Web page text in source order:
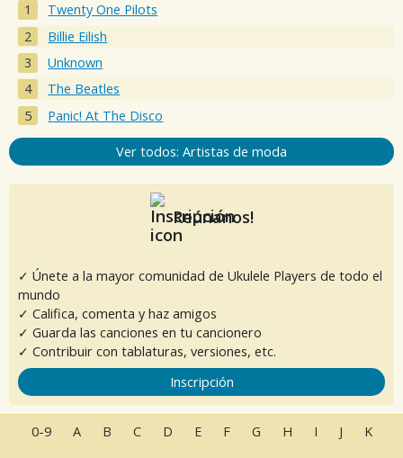
Twenty One Pilots
Billie Eilish
Unknown
The Beatles
Panic! At The Disco
Ver todos: Artistas de moda
Reúnanos!
✓ Únete a la mayor comunidad de Ukulele Players de todo el
mundo
✓ Califica, comenta y haz amigos
✓ Guarda las canciones en tu cancionero
✓ Contribuir con tablaturas, versiones, etc.
Inscripción
0-9 A B C D E F G H I J
K